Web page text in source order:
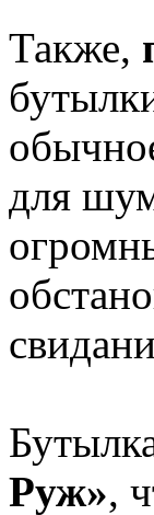
Также,
для
Руж»,